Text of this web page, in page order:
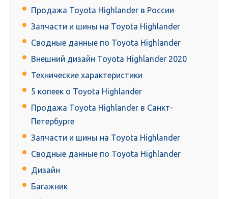
Продажа Toyota Highlander в России
Запчасти и шины на Toyota Highlander
Сводные данные по Toyota Highlander
Внешний дизайн Toyota Highlander 2020
Технические характеристики
5 копеек о Toyota Highlander
Продажа Toyota Highlander в Санкт-
Петербурге
Запчасти и шины на Toyota Highlander
Сводные данные по Toyota Highlander
Дизайн
Багажник